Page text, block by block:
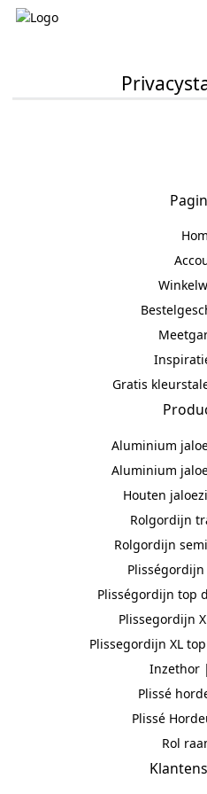
Gratis
Aluminium
Aluminium
Houten
Rolgordijn
Rolgordijn
Plisségordijn top
Plissegordijn
Plissegordijn XL
Inzethor
Plissé
Plissé
Rol